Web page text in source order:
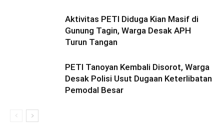
Aktivitas PETI Diduga Kian Masif di
Gunung Tagin, Warga Desak APH
Turun Tangan
PETI Tanoyan Kembali Disorot, Warga
Desak Polisi Usut Dugaan Keterlibatan
Pemodal Besar